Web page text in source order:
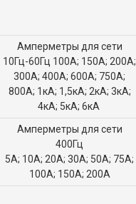
Амперметры для сети
10Гц-60Гц 100А; 150А; 200А;
300А; 400А; 600А; 750А;
800А; 1кА; 1,5кА; 2кА; 3кА;
4кА; 5кА; 6кА
Амперметры для сети
400Гц
5А; 10А; 20А; 30А; 50А; 75А;
100А; 150А; 200А